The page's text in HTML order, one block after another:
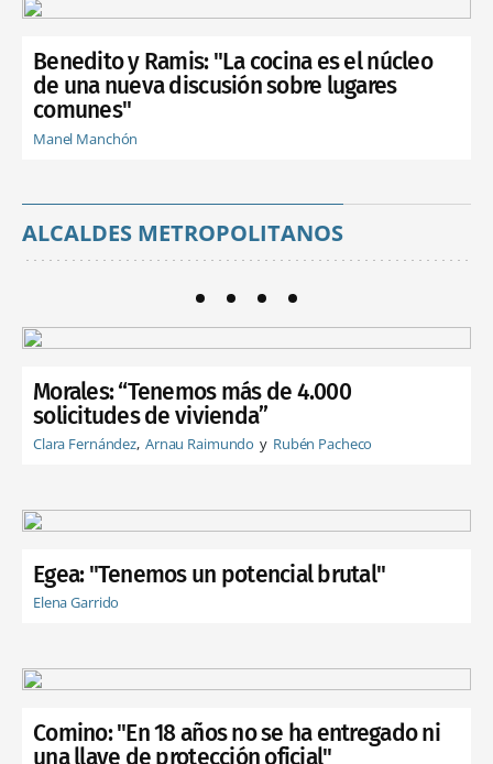
Benedito y Ramis: "La cocina es el núcleo
de una nueva discusión sobre lugares
comunes"
Manel Manchón
ALCALDES METROPOLITANOS
Morales: “Tenemos más de 4.000
solicitudes de vivienda”
Clara Fernández Arnau Raimundo Rubén Pacheco
Egea: "Tenemos un potencial brutal"
Elena Garrido
Comino: "En 18 años no se ha entregado ni
una llave de protección oficial"